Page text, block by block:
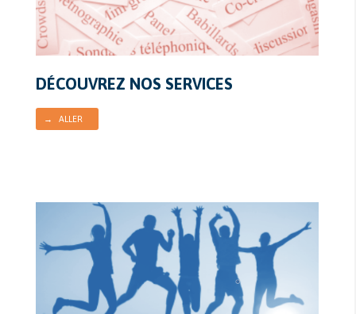
DÉCOUVREZ NOS SERVICES
→ ALLER